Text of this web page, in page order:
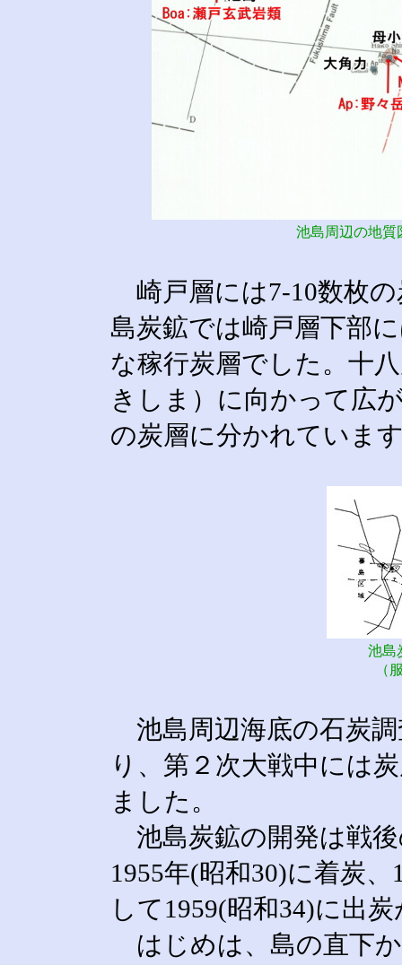
池島周辺の地質
崎戸層には7-10数枚
島炭鉱では崎戸層下部
な稼行炭層でした。十
きしま）に向かって広
の炭層に分かれていま
池島
（
池島周辺海底の石炭調
り、第２次大戦中には
ました。
池島炭鉱の開発は戦後
1955年(昭和30)に着炭
して1959(昭和34)に出
はじめは、島の直下